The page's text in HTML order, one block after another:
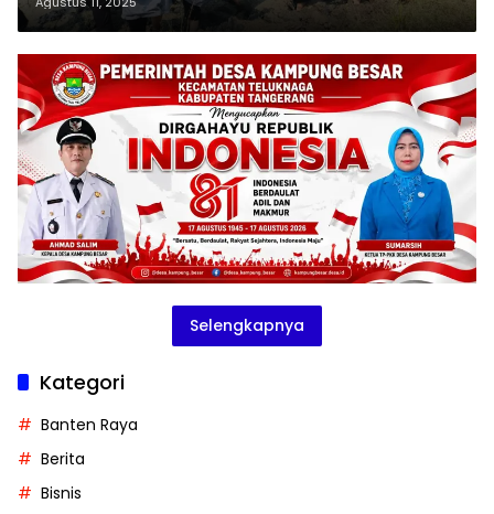
Mauk
Selengkapnya
Kategori
Banten Raya
Berita
Bisnis